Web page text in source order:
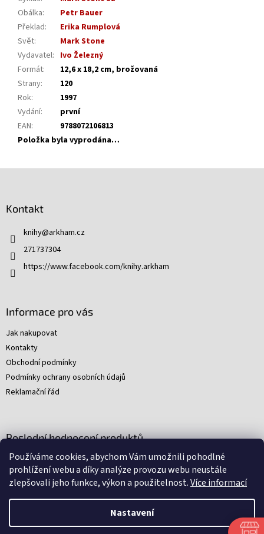
Používáme cookies, abychom Vám umožnili pohodlné
prohlížení webu a díky analýze provozu webu neustále
zlepšovali jeho funkce, výkon a použitelnost.Více informací
Nastavení
Obálka:
Petr Bauer
Překlad:
Erika Rumplová
Svět:
Mark Stone
Vydavatel: Ivo Železný
Formát:
12,6 x 18,2 cm, brožovaná
Strany:
120
Rok:
1997
Vydání:
první
EAN:
9788072106813
Položka byla vyprodána…
Kontakt
knihy@arkham.cz
271737304
https://www.facebook.com/knihy.arkham
Informace pro vás
Jak nakupovat
Kontakty
Obchodní podmínky
Podmínky ochrany osobních údajů
Reklamační řád
Poslední hodnocení produktů
Young Indiana Jones a poklad na plantáži (A)
Hodnocení produktu je 5 z 5 hvězdiček.
|
Remedio Digital|Zbyněk Svoboda
Vytvořil
Shoptet